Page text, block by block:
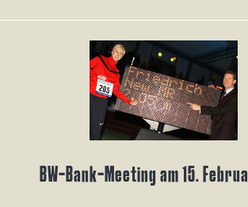
BW-Bank-Meeting am 15.